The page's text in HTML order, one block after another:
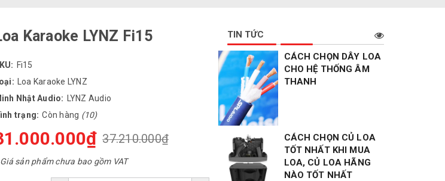
Karaoke LYNZ Fi15
Fi15
Loa Karaoke LYNZ
Nhật Audio:
LYNZ Audio
trạng: Còn hàng (10)
37.210.000₫
Giá sản phẩm chưa bao gồm VAT
TIN TỨC
CÁCH CHỌN DÂY LOA
CHO HỆ THỐNG ÂM
THANH
CÁCH CHỌN CỦ LOA
TỐT NHẤT KHI MUA
LOA, CỦ LOA HÃNG
NÀO TỐT NHẤT